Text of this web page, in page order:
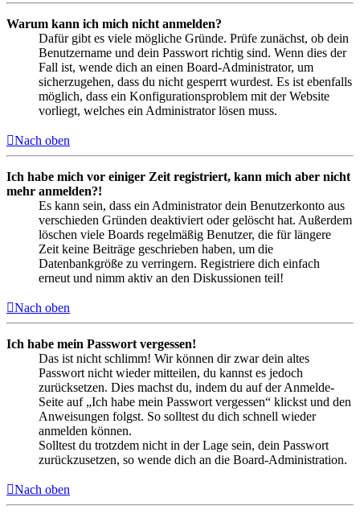
Warum kann ich mich nicht anmelden?
Dafür gibt es viele mögliche Gründe. Prüfe zunächst, ob dein
Benutzername und dein Passwort richtig sind. Wenn dies der
Fall ist, wende dich an einen Board-Administrator, um
sicherzugehen, dass du nicht gesperrt wurdest. Es ist ebenfalls
möglich, dass ein Konfigurationsproblem mit der Website
vorliegt, welches ein Administrator lösen muss.
Nach oben
Ich habe mich vor einiger Zeit registriert, kann mich aber nicht
mehr anmelden?!
Es kann sein, dass ein Administrator dein Benutzerkonto aus
verschieden Gründen deaktiviert oder gelöscht hat. Außerdem
löschen viele Boards regelmäßig Benutzer, die für längere
Zeit keine Beiträge geschrieben haben, um die
Datenbankgröße zu verringern. Registriere dich einfach
erneut und nimm aktiv an den Diskussionen teil!
Nach oben
Ich habe mein Passwort vergessen!
Das ist nicht schlimm! Wir können dir zwar dein altes
Passwort nicht wieder mitteilen, du kannst es jedoch
zurücksetzen. Dies machst du, indem du auf der Anmelde-
Seite auf „Ich habe mein Passwort vergessen“ klickst und den
Anweisungen folgst. So solltest du dich schnell wieder
anmelden können.
Solltest du trotzdem nicht in der Lage sein, dein Passwort
zurückzusetzen, so wende dich an die Board-Administration.
Nach oben